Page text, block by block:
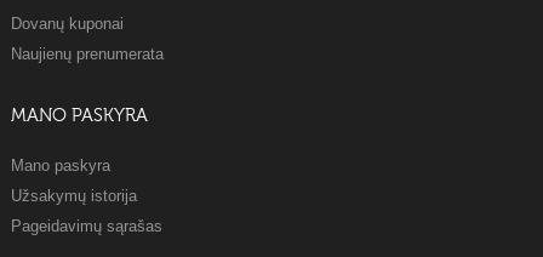
Dovanų kuponai
Naujienų prenumerata
MANO PASKYRA
Mano paskyra
Užsakymų istorija
Pageidavimų sąrašas